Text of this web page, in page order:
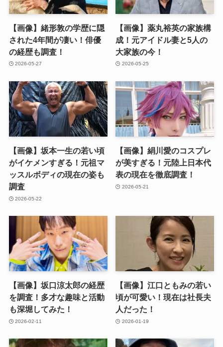
【画像】緒形敦の学歴に隠
された4年間が凄い！俳優
の経歴も調査！
2026-05-27
【画像】薬丸裕英の家族構
成！元アイドル妻と5人の
大家族の今！
2026-05-25
【画像】坂本一生の若い頃
がイケメンすぎる！元祖マ
ッスルボディの現在の姿も
調査
2026-05-22
【画像】絹川愛のコスプレ
が美すぎる！元陸上日本代
表の現在を徹底調査！
2026-05-21
【画像】坂口涼太郎の経歴
を調査！多才な趣味と活動
も深堀してみた！
2026-02-11
【画像】江口ともみの若い
頃が可愛い！現在は社長夫
人だった！
2026-01-19